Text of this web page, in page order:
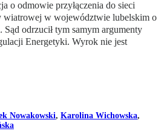
o odmowie przyłączenia do sieci
wiatrowej w województwie lubelskim o
Sąd odrzucił tym samym argumenty
Energetyki. Wyrok nie jest
Nowakowski, Karolina Wichowska,